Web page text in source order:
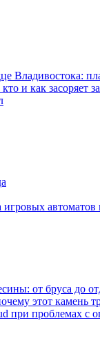
Владивостока:
и как засоряет
автоматов
от бруса до
этот камень
при проблемах с